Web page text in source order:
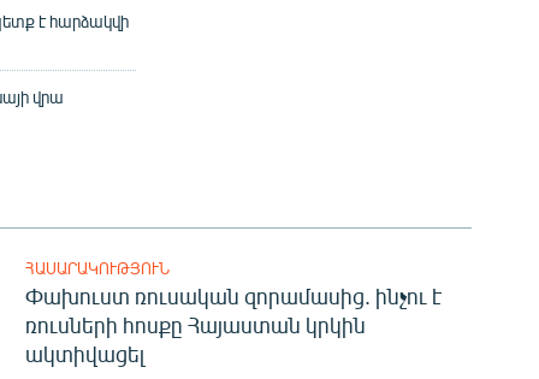
է հարձակվի
վրա
ՀԱՍԱՐԱԿՈՒԹՅՈՒՆ
Փախուստ ռուսական զորամասից. ինչու է
ռուսների հոսքը Հայաստան կրկին
ակտիվացել